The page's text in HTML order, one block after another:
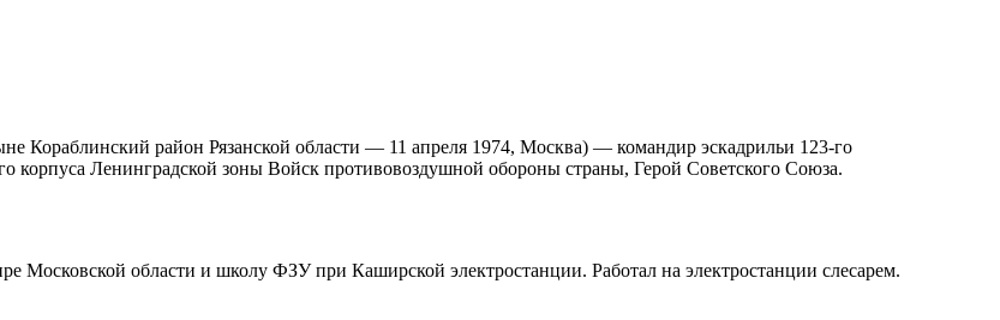
Кораблинский район Рязанской области — 11 апреля 1974, Москва) — командир эскадрильи 123-го
корпуса Ленинградской зоны Войск противовоздушной обороны страны, Герой Советского Союза.
Московской области и школу ФЗУ при Каширской электростанции. Работал на электростанции слесарем.